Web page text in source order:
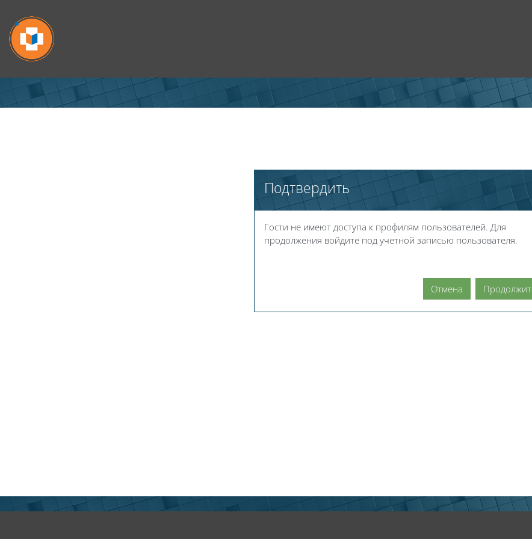
Подтвердить
Гости не имеют доступа к профилям пользователей. Для
продолжения войдите под учетной записью пользователя.
Отмена